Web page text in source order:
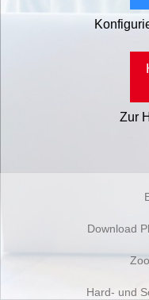
Zur
Download
Hard- und